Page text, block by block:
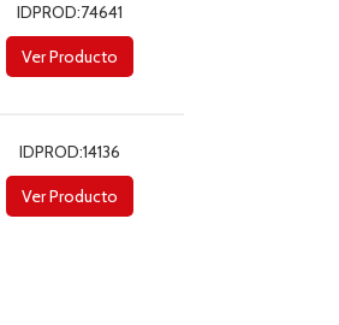
IDPROD:74641
Ver Producto
IDPROD:14136
Ver Producto